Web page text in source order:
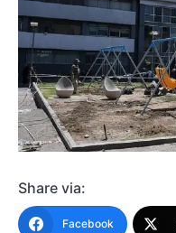
Share via:
Facebook